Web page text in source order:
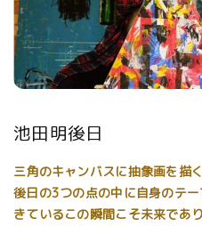
池田明後日
三角のキャンバスに抽象画を描
後日の3つの点の中に自身のテ
きているこの瞬間こそ未来であ